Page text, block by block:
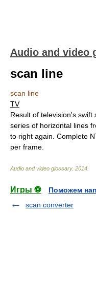
Audio and video
scan line
scan line
TV
Result of television's swift
series of horizontal lines
to right again. Complete
per frame.
Audio and video glossary. 2014
Игры ⚽
Поможем
scan converter